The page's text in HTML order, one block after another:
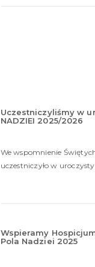
Uczestniczyliśmy w
NADZIEI 2025/2026
We wspomnienie
uczestniczyło w
Wspieramy
Pola Nadziei 2025